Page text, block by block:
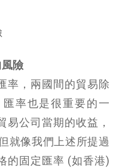
險
率，兩國間的貿易除
率也是很重要的一
易公司當期的收益，
就像我們上述所提過
的固定匯率 (如香港)